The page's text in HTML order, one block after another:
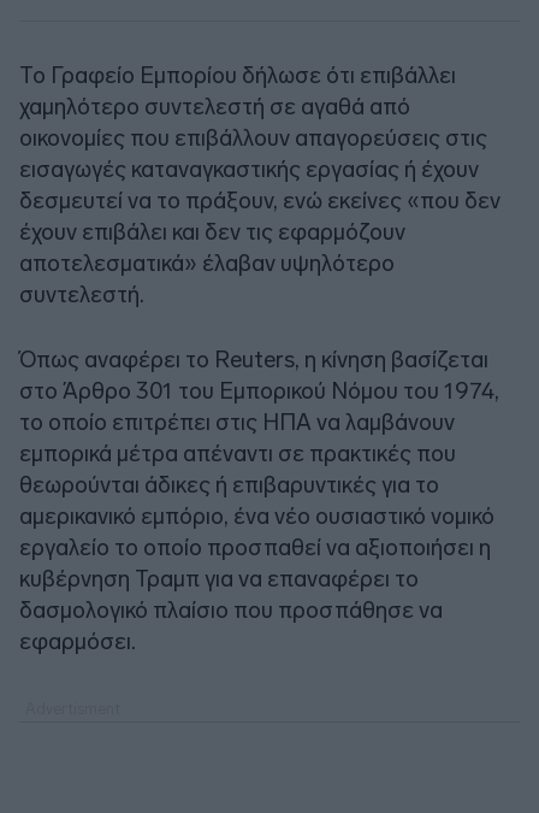
Το Γραφείο Εμπορίου δήλωσε ότι επιβάλλει
χαμηλότερο συντελεστή σε αγαθά από
οικονομίες που επιβάλλουν απαγορεύσεις στις
εισαγωγές καταναγκαστικής εργασίας ή έχουν
δεσμευτεί να το πράξουν, ενώ εκείνες «που δεν
έχουν επιβάλει και δεν τις εφαρμόζουν
αποτελεσματικά» έλαβαν υψηλότερο
συντελεστή.
Όπως αναφέρει το Reuters, η κίνηση βασίζεται
στο Άρθρο 301 του Εμπορικού Νόμου του 1974,
το οποίο επιτρέπει στις ΗΠΑ να λαμβάνουν
εμπορικά μέτρα απέναντι σε πρακτικές που
θεωρούνται άδικες ή επιβαρυντικές για το
αμερικανικό εμπόριο, ένα νέο ουσιαστικό νομικό
εργαλείο το οποίο προσπαθεί να αξιοποιήσει η
κυβέρνηση Τραμπ για να επαναφέρει το
δασμολογικό πλαίσιο που προσπάθησε να
εφαρμόσει.